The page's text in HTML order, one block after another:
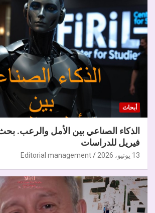
أبحاث
الذكاء الصناعي بين الأمل والرعب.
فيريل للدراسات
13 يونيو، 2026 Editorial management